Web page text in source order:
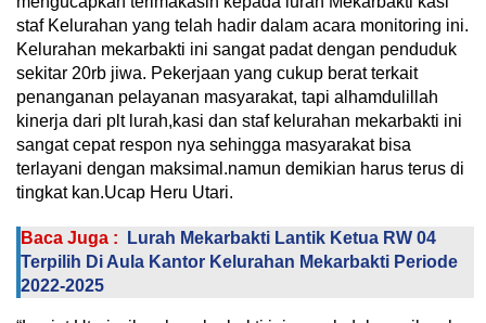
staf Kelurahan yang telah hadir dalam acara monitoring ini.
Kelurahan mekarbakti ini sangat padat dengan penduduk
sekitar 20rb jiwa. Pekerjaan yang cukup berat terkait
penanganan pelayanan masyarakat, tapi alhamdulillah
kinerja dari plt lurah,kasi dan staf kelurahan mekarbakti ini
sangat cepat respon nya sehingga masyarakat bisa
terlayani dengan maksimal.namun demikian harus terus di
tingkat kan.Ucap Heru Utari.
Baca Juga :
Lurah Mekarbakti Lantik Ketua RW 04
Terpilih Di Aula Kantor Kelurahan Mekarbakti Periode
2022-2025